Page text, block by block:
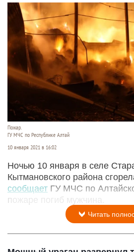
Пожар.
ГУ МЧС по Республике Алтай
10 января 2021 в 16:02
Ночью 10 января в селе
Кытмановского района
сообщает ГУ МЧС по
пожаре погиб мужчина.
Читать